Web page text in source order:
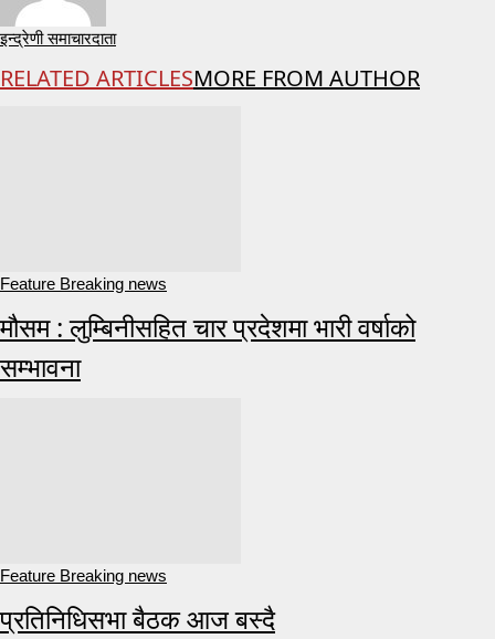
इन्द्रेणी समाचारदाता
RELATED ARTICLESMORE FROM AUTHOR
Feature Breaking news
मौसम : लुम्बिनीसहित चार प्रदेशमा भारी वर्षाको
सम्भावना
Feature Breaking news
प्रतिनिधिसभा बैठक आज बस्दै